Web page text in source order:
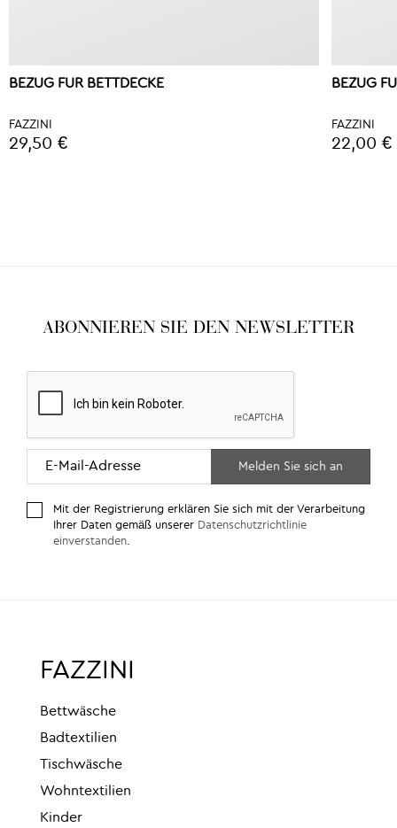
BEZUG FUR BETTDECKE
FAZZINI
29,50 €
BEZUG
FAZZINI
22,00 €
ABONNIEREN SIE DEN NEWSLETTER
Mit der Registrierung erklären Sie sich mit der Verarbeitung
Ihrer Daten gemäß unserer Datenschutzrichtlinie
einverstanden.
FAZZINI
Bettwäsche
Badtextilien
Tischwäsche
Wohntextilien
Kinder